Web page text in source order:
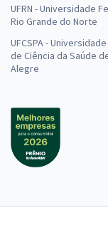
UFRN - Universidade
Rio Grande do Norte
UFCSPA -
de Ciência da Saúde
Alegre